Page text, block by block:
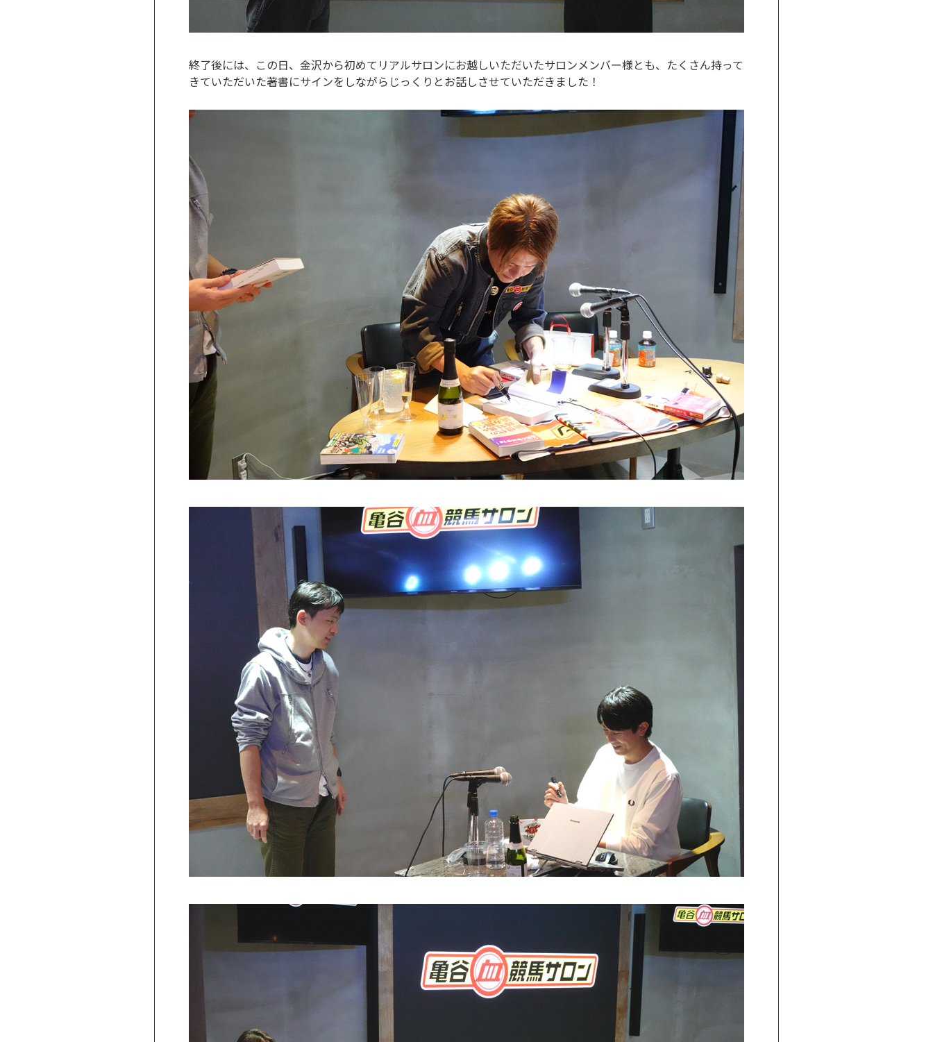
終了後には、この日、金沢から初めてリアルサロンにお越しいただいたサロンメンバー様とも、たくさん持って
きていただいた著書にサインをしながらじっくりとお話しさせていただきました！